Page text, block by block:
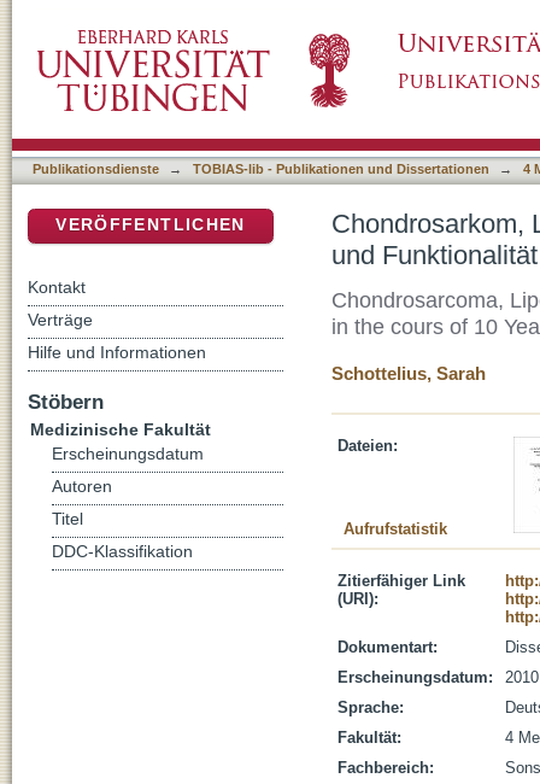
von 10 Jahren
Publikationsdienste → TOBIAS-lib - Publikationen und Dissertationen → 4
Chondrosarkom,
und
Chondrosarcoma,
in the cours of 10
Schottelius, Sarah
Dateien:
Aufrufstatistik
Zitierfähiger Link
(URI):
Dokumentart:
Erscheinungsdatum:
2010
Sprache:
Fakultät:
4
Fachbereich:
VERÖFFENTLICHEN
Kontakt
Verträge
Hilfe und Informationen
Stöbern
Medizinische Fakultät
Erscheinungsdatum
Autoren
Titel
DDC-Klassifikation